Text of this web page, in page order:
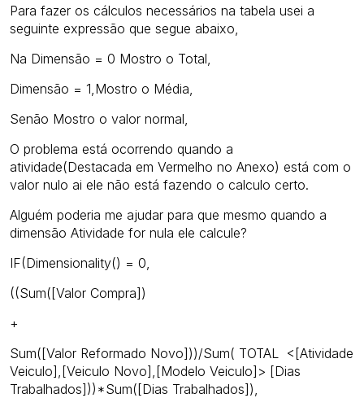
Para fazer os cálculos necessários na tabela usei a
seguinte expressão que segue abaixo,
Na Dimensão = 0 Mostro o Total,
Dimensão = 1,Mostro o Média,
Senão Mostro o valor normal,
O problema está ocorrendo quando a
atividade(Destacada em Vermelho no Anexo) está com o
valor nulo ai ele não está fazendo o calculo certo.
Alguém poderia me ajudar para que mesmo quando a
dimensão Atividade for nula ele calcule?
IF(Dimensionality() = 0,
((Sum([Valor Compra])
+
Sum([Valor Reformado Novo]))/Sum( TOTAL <[Atividade
Veiculo],[Veiculo Novo],[Modelo Veiculo]> [Dias
Trabalhados]))*Sum([Dias Trabalhados]),